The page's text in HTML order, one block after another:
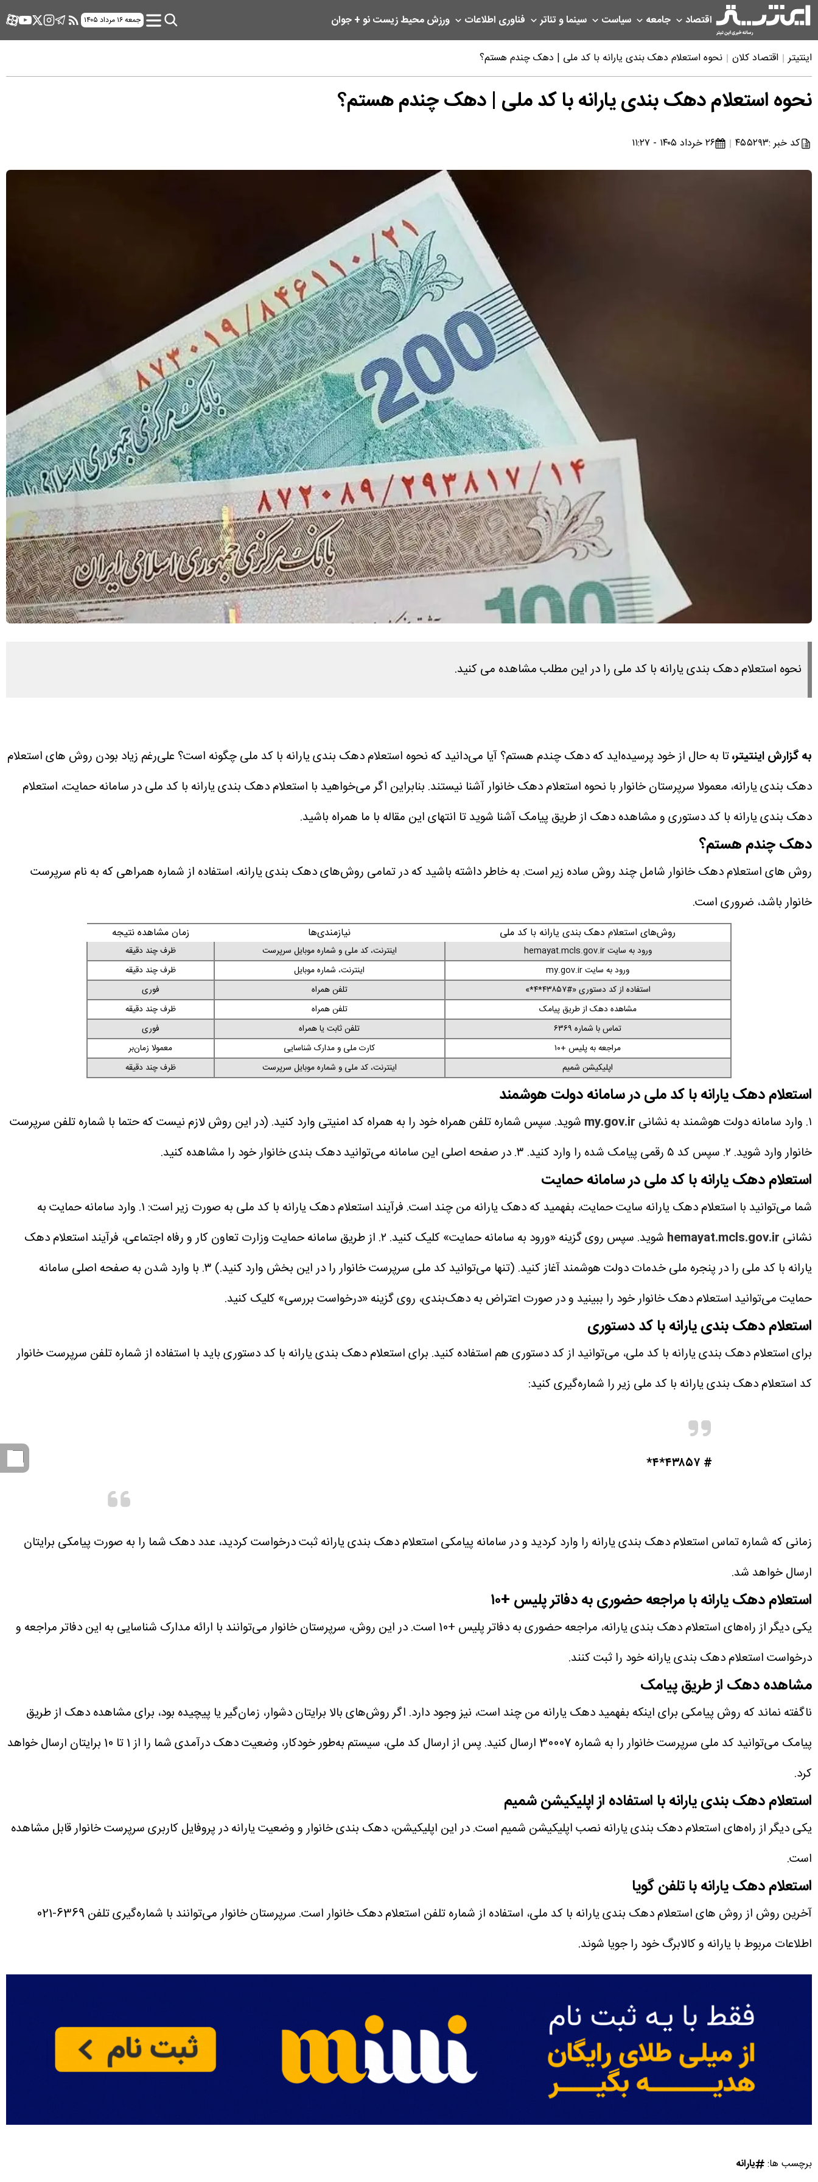
اقتصاد جامعه سیاست سینما و تئاتر فناوری اطلاعات ورزشمحیط زیستنو + جوان جمعه ۱۶ مرداد ۱۴۰۵
اینتیتر اقتصاد کلان نحوه استعلام دهک بندی یارانه با کد ملی | دهک چندم هستم؟
نحوه استعلام دهک بندی یارانه با کد ملی | دهک چندم هستم؟
کد خبر :۴۵۵۲۹۳ ۲۶ خرداد ۱۴۰۵ - ۱۱:۲۷
نحوه استعلام دهک بندی یارانه با کد ملی را در این مطلب مشاهده می کنید.
به گزارش اینتیتر،تا به حال از خود پرسیده‌اید که دهک چندم هستم؟ آیا می‌دانید که نحوه استعلام دهک بندی یارانه با کد ملی چگونه است؟ علی‌رغم زیاد بودن روش های استعلام
دهک بندی یارانه، معمولا سرپرستان خانوار با نحوه استعلام دهک خانوار آشنا نیستند. بنابراین اگر می‌خواهید با استعلام دهک بندی یارانه با کد ملی در سامانه‌ حمایت، استعلام
دهک بندی یارانه با کد دستوری و مشاهده دهک از طریق پیامک آشنا شوید تا انتهای این مقاله با ما همراه باشید.
دهک چندم هستم؟
روش های استعلام دهک خانوار شامل چند روش ساده زیر است. به خاطر داشته باشید که در تمامی روش‌های دهک بندی یارانه، استفاده از شماره همراهی که به نام سرپرست
خانوار باشد، ضروری است.
روش‌های استعلام دهک بندی یارانه با کد ملی نیازمندی‌ها زمان مشاهده نتیجه
ورود به سایتhemayat.mcls.gov.ir اینترنت، کد ملی و شماره موبایل سرپرست
ظرف چند دقیقه
ورود به سایتmy.gov.ir اینترنت، شماره موبایل
ظرف چند دقیقه
استفاده از کد دستوری «#۴۳۸۵۷*۴*»
تلفن همراه
فوری
مشاهده دهک از طریق پیامک
تلفن همراه
ظرف چند دقیقه
تماس با شماره ۶۳۶۹
تلفن ثابت یا همراه
فوری
مراجعه به پلیس +۱۰
کارت ملی و مدارک شناسایی
معمولا زمان‌بر
اپلیکیشن شمیم
اینترنت، کد ملی و شماره موبایل سرپرست ظرف چند دقیقه
استعلام دهک یارانه با کد ملی در سامانه دولت هوشمند
۱. وارد سامانه دولت هوشمند به نشانی my.gov.ir شوید. سپس شماره تلفن همراه خود را به همراه کد امنیتی وارد کنید. (در این روش لازم نیست که حتما با شماره تلفن سرپرست
خانوار وارد شوید. ۲. سپس کد ۵ رقمی پیامک شده را وارد کنید. ۳. در صفحه اصلی این سامانه می‌توانید دهک بندی خانوار خود را مشاهده کنید.
استعلام دهک یارانه با کد ملی در سامانه حمایت
شما می‌توانید با استعلام دهک یارانه سایت حمایت، بفهمید که دهک یارانه من چند است. فرآیند استعلام دهک یارانه با کد ملی به صورت زیر است: ۱. وارد سامانه حمایت به
نشانی
شوید. سپس روی گزینه «ورود به سامانه حمایت» کلیک کنید. ۲. از طریق سامانه حمایت وزارت تعاون کار و رفاه اجتماعی، فرآیند استعلام دهک
یارانه با کد ملی را در پنجره ملی خدمات دولت هوشمند آغاز کنید. (تنها می‌توانید کد ملی سرپرست خانوار را در این بخش وارد کنید.) ۳. با وارد شدن به صفحه اصلی سامانه
حمایت می‌توانید استعلام دهک خانوار خود را ببینید و در صورت اعتراض به دهک‌بندی، روی گزینه «درخواست بررسی» کلیک کنید.
استعلام دهک بندی یارانه با کد دستوری
برای استعلام دهک بندی یارانه با کد ملی، می‌توانید از کد دستوری هم استفاده کنید. برای استعلام دهک بندی یارانه با کد دستوری باید با استفاده از شماره تلفن سرپرست خانوار
کد استعلام دهک بندی یارانه با کد ملی زیر را شماره‌گیری کنید:
# ۴۳۸۵۷*۴*
زمانی که شماره تماس استعلام دهک بندی یارانه را وارد کردید و در سامانه پیامکی استعلام دهک بندی یارانه ثبت درخواست کردید، عدد دهک شما را به صورت پیامکی برایتان
ارسال خواهد شد.
استعلام دهک یارانه با مراجعه حضوری به دفاتر پلیس +۱۰
یکی دیگر از راه‌های استعلام دهک بندی یارانه، مراجعه حضوری به دفاتر پلیس +10 است. در این روش، سرپرستان خانوار می‌توانند با ارائه مدارک شناسایی به این دفاتر مراجعه و
درخواست استعلام دهک بندی یارانه خود را ثبت کنند.
مشاهده دهک از طریق پیامک
ناگفته نماند که روش پیامکی برای اینکه بفهمید دهک یارانه من چند است، نیز وجود دارد. اگر روش‌های بالا برایتان دشوار، زمان‌گیر یا پیچیده بود، برای مشاهده دهک از طریق
پیامک می‌توانید کد ملی سرپرست خانوار را به شماره 30007 ارسال کنید. پس از ارسال کد ملی، سیستم به‌طور خودکار، وضعیت دهک درآمدی شما را از 1 تا 10 برایتان ارسال خواهد
کرد.
استعلام دهک بندی یارانه با استفاده از اپلیکیشن‌ شمیم
یکی دیگر از راه‌های استعلام دهک بندی یارانه نصب اپلیکیشن‌ شمیم است. در این اپلیکیشن، دهک بندی خانوار و وضعیت یارانه در پروفایل کاربری سرپرست خانوار قابل مشاهده
است.
استعلام دهک یارانه با تلفن گویا
آخرین روش از روش های استعلام دهک بندی یارانه با کد ملی، استفاده از شماره تلفن استعلام دهک خانوار است. سرپرستان خانوار می‌توانند با شماره‌گیری تلفن‌ 6369-021
اطلاعات مربوط با یارانه و کالابرگ خود را جویا شوند.
برچسب ها: یارانه